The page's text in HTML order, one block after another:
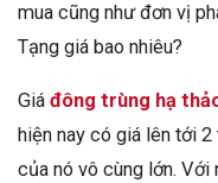
mua cũng như đơn vị
Tạng giá bao nhiêu?
Giá đông trùng hạ
hiện nay có giá lên tới
của nó vô cùng lớn. Với